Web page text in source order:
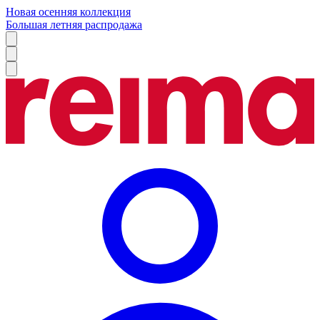
Новая осенняя коллекция
Большая летняя распродажа